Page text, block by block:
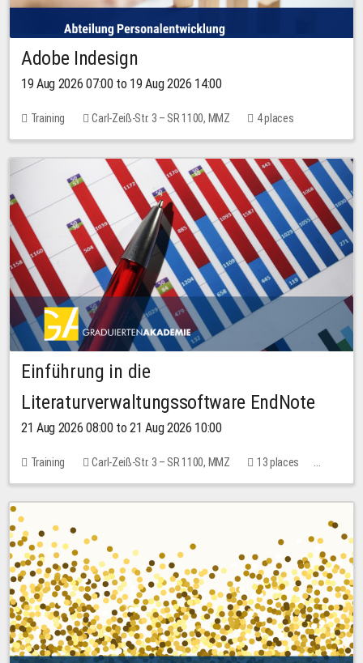
Adobe Indesign
19 Aug 2026 07:00 to 19 Aug 2026 14:00
Training Carl-Zeiß-Str. 3 – SR 1100, MMZ 4 places
Einführung in die
Literaturverwaltungssoftware EndNote
21 Aug 2026 08:00 to 21 Aug 2026 10:00
Training Carl-Zeiß-Str. 3 – SR 1100, MMZ
13 places
10.00 EUR